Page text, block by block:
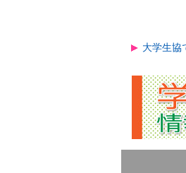
大学生協